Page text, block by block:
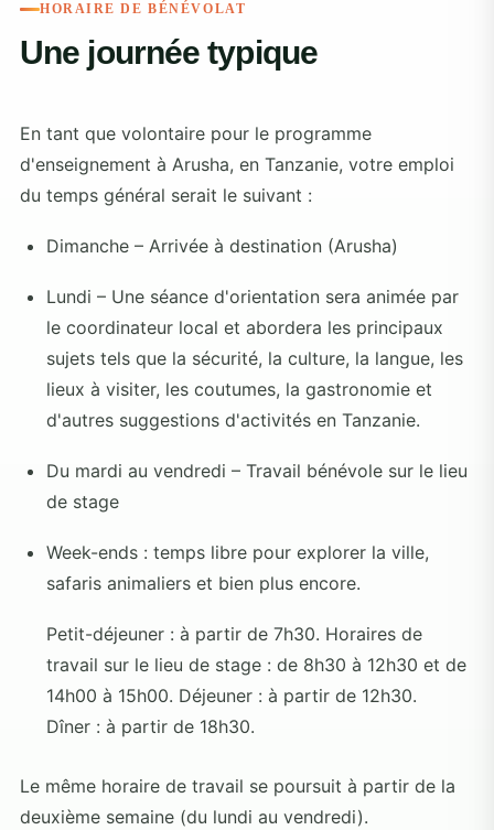
HORAIRE DE BÉNÉVOLAT
Une journée typique
En tant que volontaire pour le programme
d'enseignement à Arusha, en Tanzanie, votre emploi
du temps général serait le suivant :
Dimanche – Arrivée à destination (Arusha)
Lundi – Une séance d'orientation sera animée par
le coordinateur local et abordera les principaux
sujets tels que la sécurité, la culture, la langue, les
lieux à visiter, les coutumes, la gastronomie et
d'autres suggestions d'activités en Tanzanie.
Du mardi au vendredi – Travail bénévole sur le lieu
de stage
Week-ends : temps libre pour explorer la ville,
safaris animaliers et bien plus encore.
Petit-déjeuner : à partir de 7h30. Horaires de
travail sur le lieu de stage : de 8h30 à 12h30 et de
14h00 à 15h00. Déjeuner : à partir de 12h30.
Dîner : à partir de 18h30.
Le même horaire de travail se poursuit à partir de la
deuxième semaine (du lundi au vendredi).